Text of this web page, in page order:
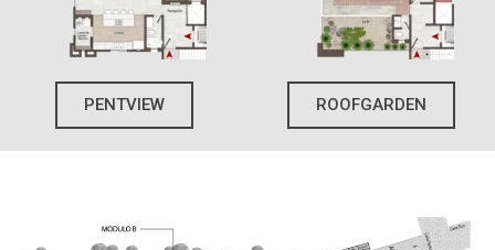
PENTVIEW ROOFGARDEN